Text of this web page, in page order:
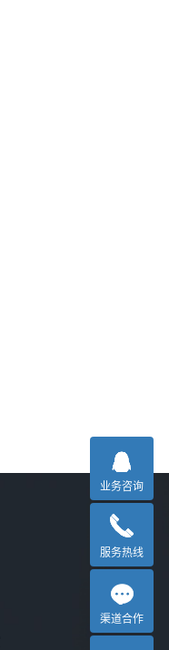
业务咨询
服务热线
渠道合作